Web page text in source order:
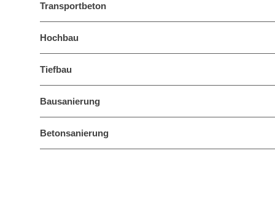
Transportbeton
Hochbau
Tiefbau
Bausanierung
Betonsanierung